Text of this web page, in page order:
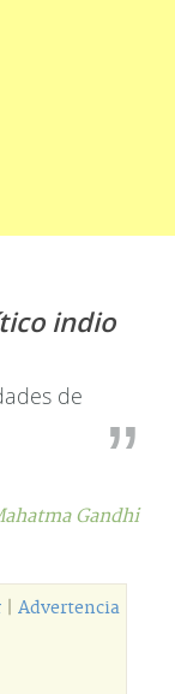
indio
de
Gandhi
| Advertencia